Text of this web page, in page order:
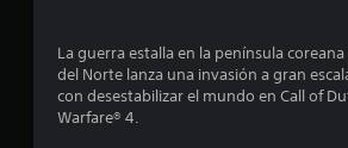
La guerra estalla en la península
del Norte lanza una invasión a gran
con desestabilizar el mundo en Call of
Warfare® 4.